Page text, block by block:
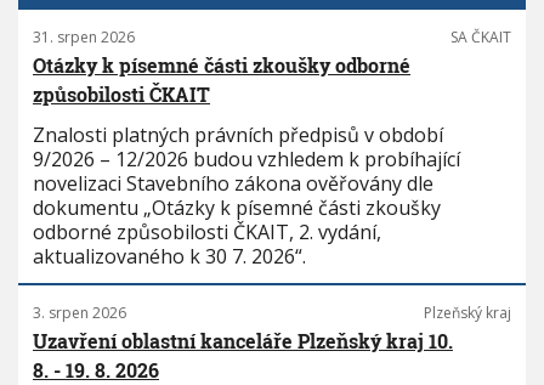
31. srpen 2026 SA ČKAIT
Otázky k písemné části zkoušky odborné
způsobilosti ČKAIT
Znalosti platných právních předpisů v období
9/2026 – 12/2026 budou vzhledem k probíhající
novelizaci Stavebního zákona ověřovány dle
dokumentu „Otázky k písemné části zkoušky
odborné způsobilosti ČKAIT, 2. vydání,
aktualizovaného k 30 7. 2026“.
3. srpen 2026 Plzeňský kraj
Uzavření oblastní kanceláře Plzeňský kraj 10.
8. - 19. 8. 2026